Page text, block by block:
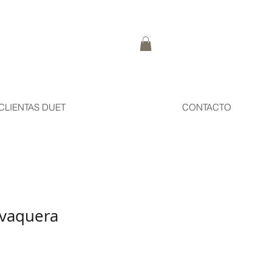
DUET CONTACTO